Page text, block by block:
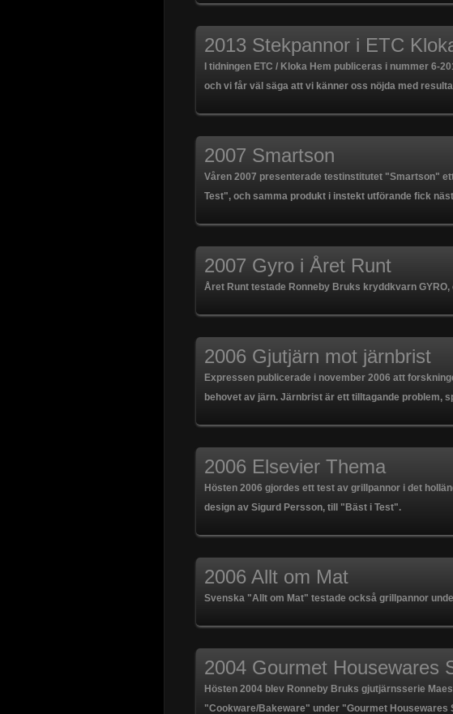
2013 Stekpannor i ETC
I tidningen ETC / Kloka Hem publiceras i nummer 6-
och vi får väl säga att vi känner oss nöjda med
2007 Smartson
Våren 2007 presenterade testinstitutet "Smartson"
Test", och samma produkt i instekt utförande fick
2007 Gyro i Året Runt
Året Runt testade Ronneby Bruks kryddkvarn
2006 Gjutjärn mot järnbrist
Expressen publicerade i november 2006 att
behovet av järn. Järnbrist är ett tilltagande problem,
2006 Elsevier Thema
Hösten 2006 gjordes ett test av grillpannor i det
design av Sigurd Persson, till "Bäst i Test".
2006 Allt om Mat
Svenska "Allt om Mat" testade också grillpannor
2004 Gourmet Housewares
Hösten 2004 blev Ronneby Bruks gjutjärnsserie
"Cookware/Bakeware" under "Gourmet Housewares